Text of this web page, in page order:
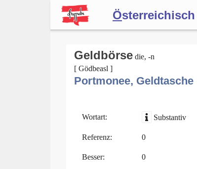
Österreichisch
Forum
Blog
Geldbörse die, -n
[ Gödbeasl ]
Portmonee, Geldtasche
Wortart: Substantiv
Referenz: 0
Besser: 0